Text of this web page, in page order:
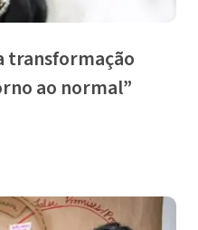
transformação
ao normal”